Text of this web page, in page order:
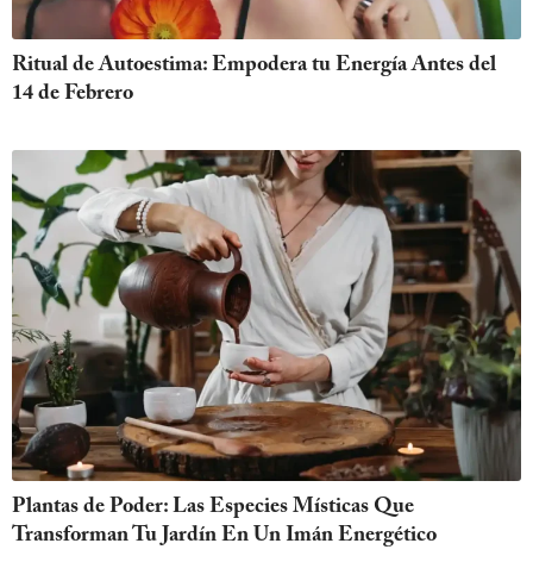
Ritual de Autoestima: Empodera tu Energía Antes del
14 de Febrero
Plantas de Poder: Las Especies Místicas Que
Transforman Tu Jardín En Un Imán Energético